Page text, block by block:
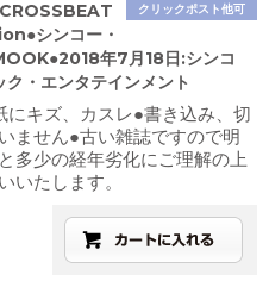
クリックポスト他可
シンコー・
年7月18日:シンコ
ク・エンタテインメント
にキズ、カスレ●書き込み、切
ません●古い雑誌ですので明
多少の経年劣化にご理解の上
いたします。